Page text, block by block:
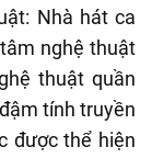
Nhà hát ca
nghệ thuật
thuật quần
tính truyền
được thể hiện